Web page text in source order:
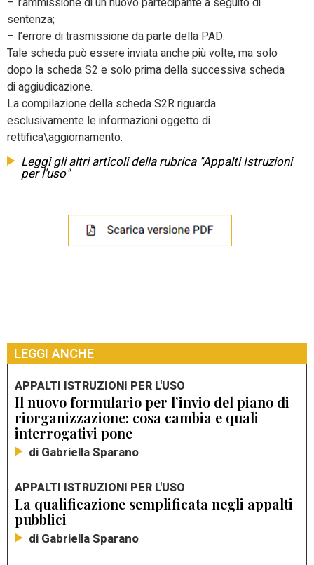
sentenza;
– l’errore di trasmissione da parte della PAD.
Tale scheda può essere inviata anche più volte, ma solo
dopo la scheda S2 e solo prima della successiva scheda
di aggiudicazione.
La compilazione della scheda S2R riguarda
esclusivamente le informazioni oggetto di
rettifica\aggiornamento.
Leggi gli altri articoli della rubrica "Appalti Istruzioni
per l'uso"
LEGGI ANCHE
APPALTI ISTRUZIONI PER L'USO
Il nuovo formulario per l’invio del piano di
riorganizzazione: cosa cambia e quali
interrogativi pone
di Gabriella Sparano
APPALTI ISTRUZIONI PER L'USO
La qualificazione semplificata negli appalti
pubblici
di Gabriella Sparano